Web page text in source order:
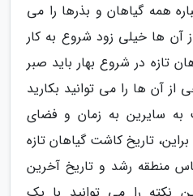
همه گیاهان و بذرها را می
آن ها خیلی زود شروع به کار
تازه در شروع بهار باید صبر
آن ها را می توانید بکارید
به سایرین به زمان و فضای
تاریخ کاشت گیاهان تازه
منطقه رشد و تاریخ آخرین